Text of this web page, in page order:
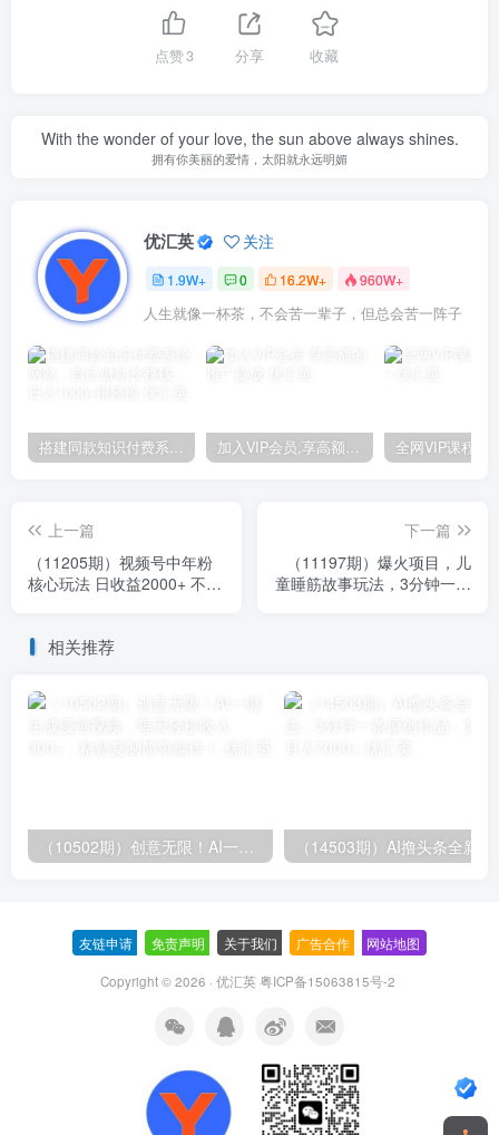
点赞3 分享 收藏
With the wonder of your love, the sun above always shines.
拥有你美丽的爱情，太阳就永远明媚
优汇英 关注
1.9W+ 0 16.2W+ 960W+
人生就像一杯茶，不会苦一辈子，但总会苦一阵子
搭建同款知识付费系统网站，自己做站长挣钱，日入1000+很轻松 加入VIP会员,享高额的推广提成
上一篇
（11205期）视频号中年粉
核心玩法 日收益2000+ 不投
下一篇
（11197期）爆火项目，儿
童睡筋故事玩法，3分钟一条
相关推荐
（10502期）创意无限！AI一键生成漫画视频，每天轻松收入300+，粘贴复制简单操作！
友链申请 免责声明 关于我们 广告合作 网站地图
Copyright © 2026 · 优汇英粤ICP备15063815号-2